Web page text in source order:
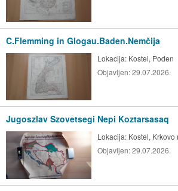
C.Flemming in Glogau.Baden.Nemčija
Lokacija: Kostel, Poden
Objavljen:29.07.2026.
Jugoszlav Szovetsegi Nepi Koztarsasaq
Lokacija: Kostel, Krkovo
Objavljen:29.07.2026.